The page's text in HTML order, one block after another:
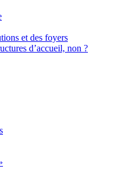
et des foyers
d’accueil, non ?